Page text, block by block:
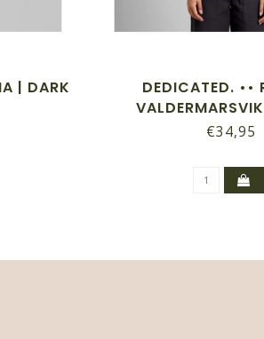
| DARK
DEDICATED. ••
€34,95